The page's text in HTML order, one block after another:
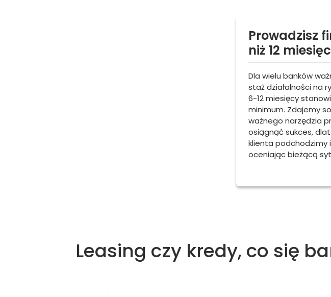
Prowadzisz
niż 12
Dla wielu banków
staż działalności na
6-12 miesięcy
minimum. Zdajemy
ważnego narzędzia
osiągnąć sukces,
klienta podchodzimy
oceniając bieżącą
Leasing czy kredy, co się